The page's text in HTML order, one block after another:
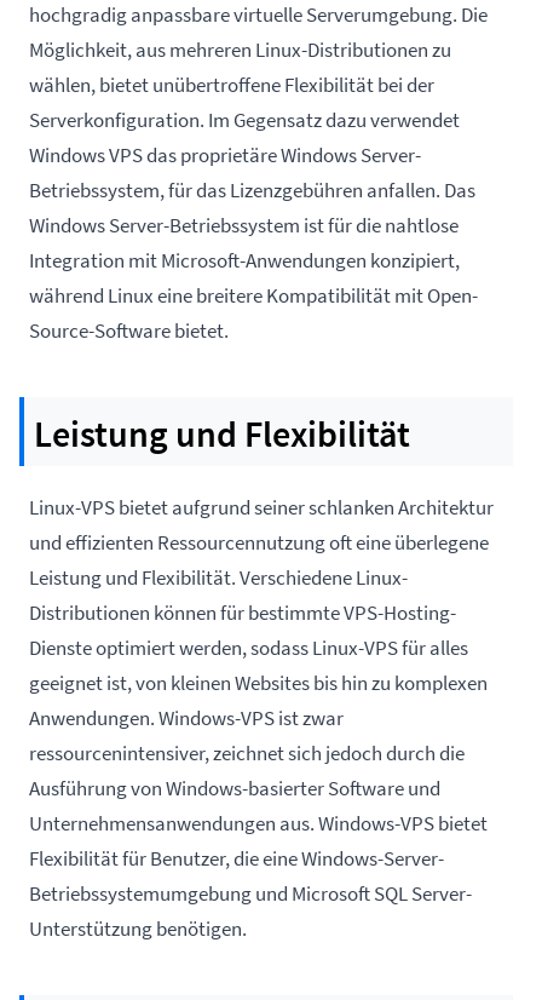
hochgradig anpassbare virtuelle Serverumgebung. Die
Möglichkeit, aus mehreren Linux-Distributionen zu
wählen, bietet unübertroffene Flexibilität bei der
Serverkonfiguration. Im Gegensatz dazu verwendet
Windows VPS das proprietäre Windows Server-
Betriebssystem, für das Lizenzgebühren anfallen. Das
Windows Server-Betriebssystem ist für die nahtlose
Integration mit Microsoft-Anwendungen konzipiert,
während Linux eine breitere Kompatibilität mit Open-
Source-Software bietet.
Leistung und Flexibilität
Linux-VPS bietet aufgrund seiner schlanken Architektur
und effizienten Ressourcennutzung oft eine überlegene
Leistung und Flexibilität. Verschiedene Linux-
Distributionen können für bestimmte VPS-Hosting-
Dienste optimiert werden, sodass Linux-VPS für alles
geeignet ist, von kleinen Websites bis hin zu komplexen
Anwendungen. Windows-VPS ist zwar
ressourcenintensiver, zeichnet sich jedoch durch die
Ausführung von Windows-basierter Software und
Unternehmensanwendungen aus. Windows-VPS bietet
Flexibilität für Benutzer, die eine Windows-Server-
Betriebssystemumgebung und Microsoft SQL Server-
Unterstützung benötigen.